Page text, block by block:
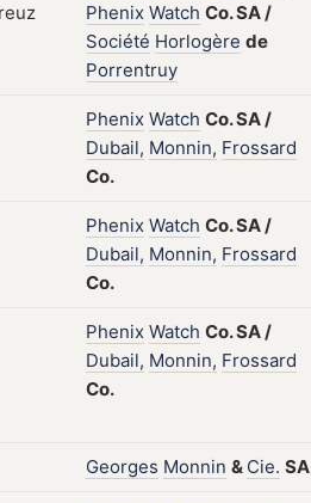
Phenix Watch Co.SA/
Société Horlogère de
Porrentruy
Phenix Watch Co.SA/
Dubail, Monnin, Frossard
Co.
Phenix Watch Co.SA/
Dubail, Monnin, Frossard
Co.
Phenix Watch Co.SA/
Dubail, Monnin, Frossard
Co.
Georges Monnin & Cie. SA